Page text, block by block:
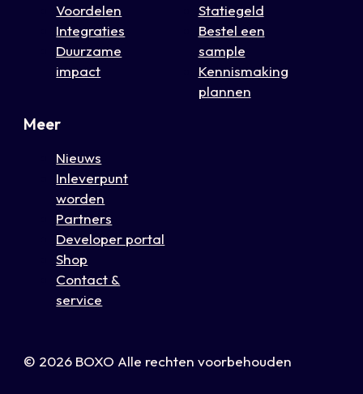
Voordelen
Integraties
Duurzame
impact
Statiegeld
Bestel een
sample
Kennismaking
plannen
Meer
Nieuws
Inleverpunt
worden
Partners
Developer portal
Shop
Contact &
service
© 2026 BOXO Alle rechten voorbehouden